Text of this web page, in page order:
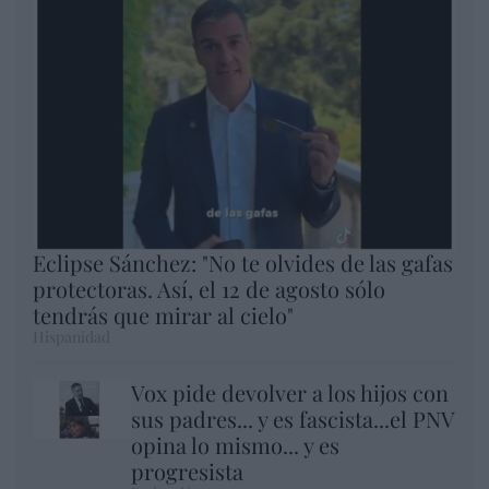
Eclipse Sánchez: "No te olvides de las gafas
protectoras. Así, el 12 de agosto sólo
tendrás que mirar al cielo"
Vox pide devolver a los hijos con
sus padres... y es fascista...el PNV
opina lo mismo... y es
progresista